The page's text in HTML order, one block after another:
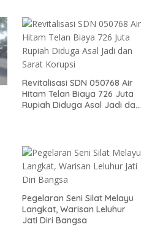
Revitalisasi SDN 050768 Air
Hitam Telan Biaya 726 Juta
Rupiah Diduga Asal Jadi dan
Pegelaran Seni Silat Melayu
Langkat, Warisan Leluhur
Jati Diri Bangsa